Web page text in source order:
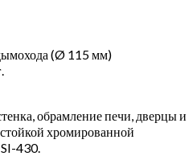
(Ø 115 мм)
обрамление печи, дверцы и
хромированной
430.